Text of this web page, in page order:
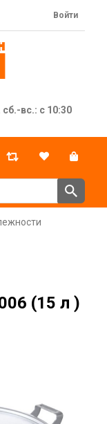
вс.: с 10:30
Войти
(15 л )